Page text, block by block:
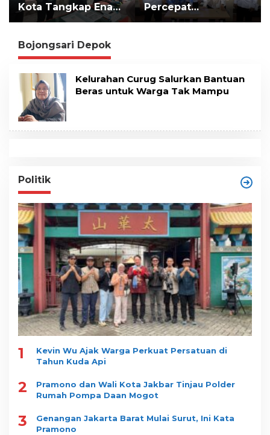
Kota Tangkap Enam
Pelaku
Percepat
Implementasi LLTT
Bojongsari Depok
Kelurahan Curug Salurkan Bantuan
Beras untuk Warga Tak Mampu
Politik
1
Kevin Wu Ajak Warga Perkuat Persatuan di
Tahun Kuda Api
2
Pramono dan Wali Kota Jakbar Tinjau Polder
Rumah Pompa Daan Mogot
3
Genangan Jakarta Barat Mulai Surut, Ini Kata
Pramono